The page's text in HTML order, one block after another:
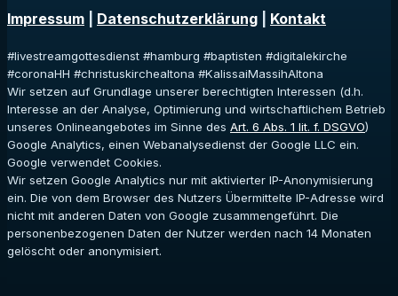
Impressum Datenschutzerklärung Kontakt
#livestreamgottesdienst #hamburg #baptisten #digitalekirche
#coronaHH #christuskirchealtona #KalissaiMassihAltona
Wir setzen auf Grundlage unserer berechtigten Interessen (d.h.
Interesse an der Analyse, Optimierung und wirtschaftlichem Betrieb
unseres Onlineangebotes im Sinne des Art. 6 Abs. 1 lit. f. DSGVO)
Google Analytics, einen Webanalysedienst der Google LLC ein.
Google verwendet Cookies.
Wir setzen Google Analytics nur mit aktivierter IP-Anonymisierung
ein. Die von dem Browser des Nutzers Übermittelte IP-Adresse wird
nicht mit anderen Daten von Google zusammengeführt. Die
personenbezogenen Daten der Nutzer werden nach 14 Monaten
gelöscht oder anonymisiert.